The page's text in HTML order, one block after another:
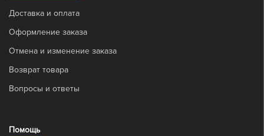
Доставка и оплата
Оформление заказа
Отмена и изменение заказа
Возврат товара
Вопросы и ответы
Помощь